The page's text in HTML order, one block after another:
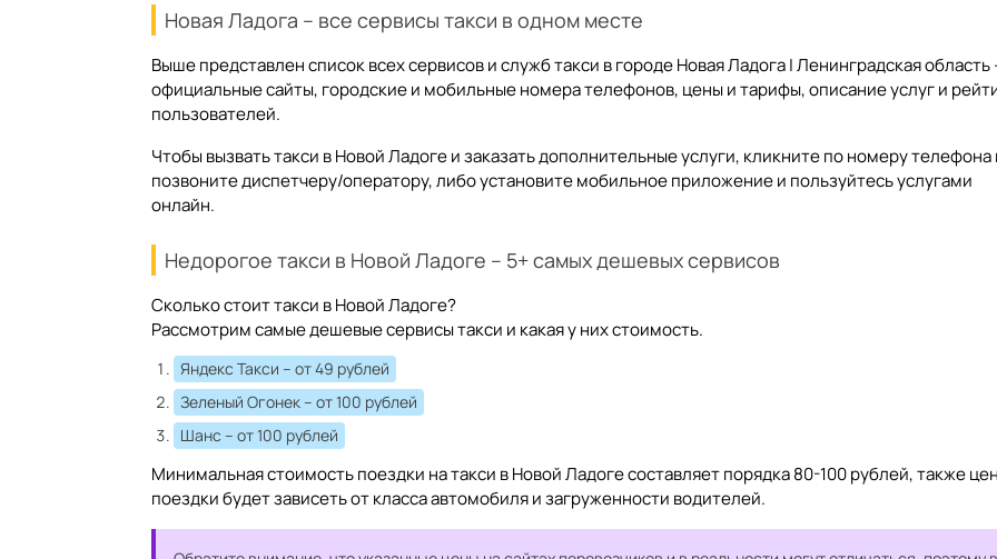
Новая Ладога – все сервисы такси в одном месте
Выше представлен список всех сервисов и служб такси в городе Новая Ладога | Ленинградская область
официальные сайты, городские и мобильные номера телефонов, цены и тарифы, описание услуг и
пользователей.
Чтобы вызвать такси в Новой Ладоге и заказать дополнительные услуги, кликните по номеру телефона
позвоните диспетчеру/оператору, либо установите мобильное приложение и пользуйтесь услугами
онлайн.
Недорогое такси в Новой Ладоге – 5+ самых дешевых сервисов
Сколько стоит такси в Новой Ладоге?
Рассмотрим самые дешевые сервисы такси и какая у них стоимость.
Яндекс Такси – от 49 рублей
Зеленый Огонек– от 100 рублей
Шанс – от 100 рублей
Минимальная стоимость поездки на такси в Новой Ладоге составляет порядка 80-100 рублей, также
поездки будет зависеть от класса автомобиля и загруженности водителей.